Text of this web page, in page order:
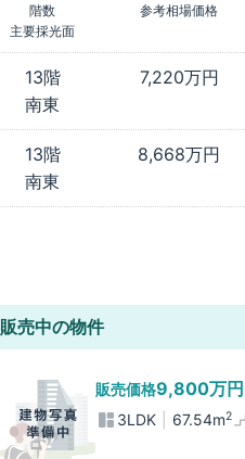
階数 参考相場価格
主要採光面
13階 7,220万円
南東
13階 8,668万円
南東
販売中の物件
販売価格9,800万円
3LDK 67.54m2